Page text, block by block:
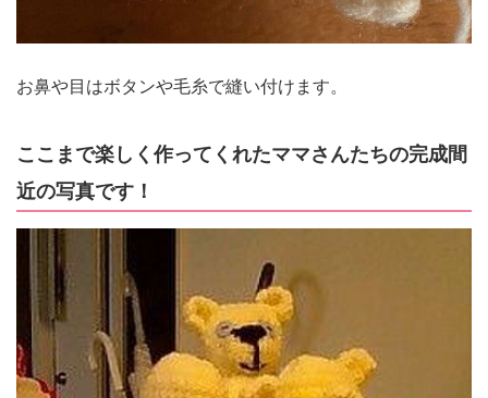
お鼻や目はボタンや毛糸で縫い付けます。
ここまで楽しく作ってくれたママさんたちの完成間
近の写真です！